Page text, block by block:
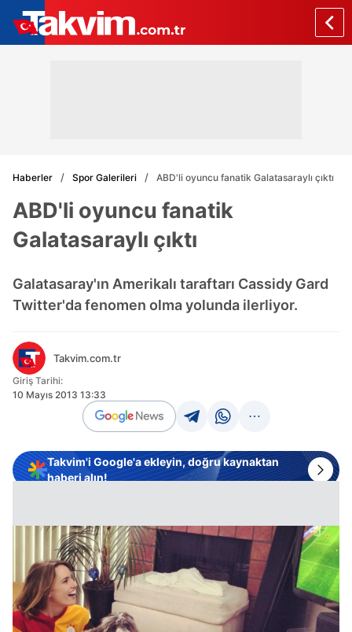
Haberler Spor Galerileri ABD'li oyuncu fanatik Galatasaraylı çıktı
ABD'li oyuncu fanatik
Galatasaraylı çıktı
Galatasaray'ın Amerikalı taraftarı Cassidy Gard
Twitter'da fenomen olma yolunda ilerliyor.
Takvim.com.tr
Giriş Tarihi:
10 Mayıs 2013 13:33
Takvim'i Google'a ekleyin, doğru kaynaktan
haberi alın!